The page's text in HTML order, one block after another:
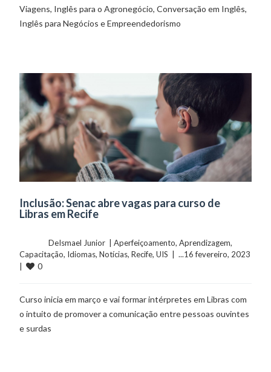
Viagens, Inglês para o Agronegócio, Conversação em Inglês,
Inglês para Negócios e Empreendedorismo
Inclusão: Senac abre vagas para curso de
Libras em Recife
	    	DeIsmael Junior  |
Aperfeiçoamento, Aprendizagem
Capacitação, Idiomas, Notícias, Recife, UIS
  |  ...16 fevereiro, 2023
|
0
Curso inicia em março e vai formar intérpretes em Libras com
o intuito de promover a comunicação entre pessoas ouvintes
e surdas